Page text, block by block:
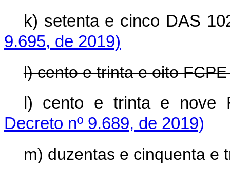
k) setenta e cinco DAS
9.695, de 2019)
l) cento e trinta e oito
l) cento e trinta e nove
Decreto nº 9.689, de 2019)
m) duzentas e cinquenta e